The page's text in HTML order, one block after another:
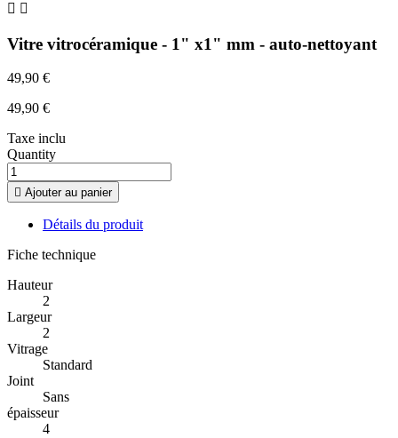
 
Vitre vitrocéramique - 1" x1" mm - auto-nettoyant
49,90 €
49,90 €
Taxe inclu
Quantity
 Ajouter au panier
Détails du produit
Fiche technique
Hauteur
2
Largeur
2
Vitrage
Standard
Joint
Sans
épaisseur
4